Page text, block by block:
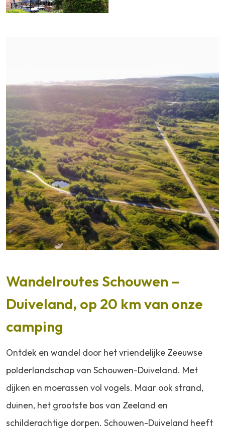
Wandelroutes Schouwen –
Duiveland, op 20 km van onze
camping
Ontdek en wandel door het vriendelijke Zeeuwse
polderlandschap van Schouwen-Duiveland. Met
dijken en moerassen vol vogels. Maar ook strand,
duinen, het grootste bos van Zeeland en
schilderachtige dorpen. Schouwen-Duiveland heeft